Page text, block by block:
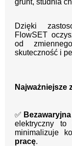
Dzięki
FlowSET
od
skuteczność i
Najważniejsze
✅
elektryczny
minimalizuje
pracę.